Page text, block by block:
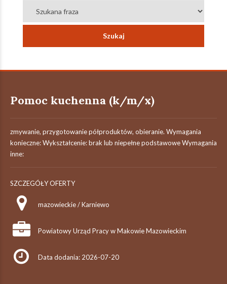
Pomoc kuchenna (k/m/x)
zmywanie, przygotowanie półproduktów, obieranie. Wymagania
konieczne: Wykształcenie: brak lub niepełne podstawowe Wymagania
inne:
SZCZEGÓŁY OFERTY
mazowieckie / Karniewo
Powiatowy Urząd Pracy w Makowie Mazowieckim
Data dodania: 2026-07-20